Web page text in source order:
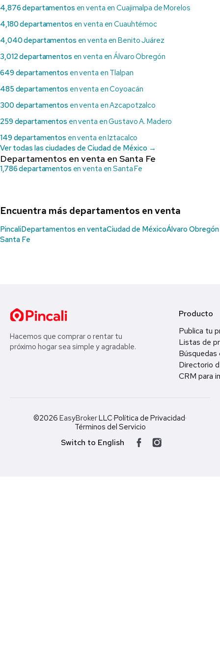
4,876 departamentos en venta en Cuajimalpa de Morelos
4,180 departamentos en venta en Cuauhtémoc
4,040 departamentos en venta en Benito Juárez
3,012 departamentos en venta en Álvaro Obregón
649 departamentos en venta en Tlalpan
485 departamentos en venta en Coyoacán
300 departamentos en venta en Azcapotzalco
259 departamentos en venta en Gustavo A. Madero
149 departamentos en venta en Iztacalco
Ver todas las ciudades de Ciudad de México →
Departamentos en venta en Santa Fe
1,786 departamentos en venta en Santa Fe
Encuentra más departamentos en venta
PincaliDepartamentos en ventaCiudad de MéxicoÁlvaro Obregón
Santa Fe
Hacemos que comprar o rentar tu
próximo hogar sea simple y agradable.
Producto
Publica tu
Listas de
Búsquedas
Directorio
CRM para
©2026 EasyBrokerLLC·Política de Privacidad·
Términos del Servicio
Switch to English